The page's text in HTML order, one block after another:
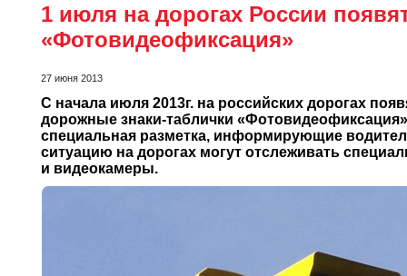
1 июля на дорогах России
«Фотовидеофиксация»
27 июня 2013
С начала июля 2013г. на российских дорогах
дорожные знаки-таблички
специальная разметка, информирующие
ситуацию на дорогах могут отслеживать
и видеокамеры.